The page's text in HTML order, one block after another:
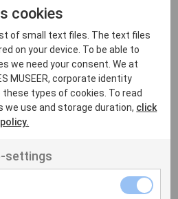
Show on map
cookies
of small text files. The text files
on your device. To be able to
we need your consent. We at
MUSEER, corporate identity
types of cookies. To read
we use and storage duration, click
settings